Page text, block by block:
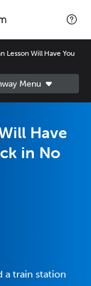
Lesson Will Have You
Have
in No
a train station